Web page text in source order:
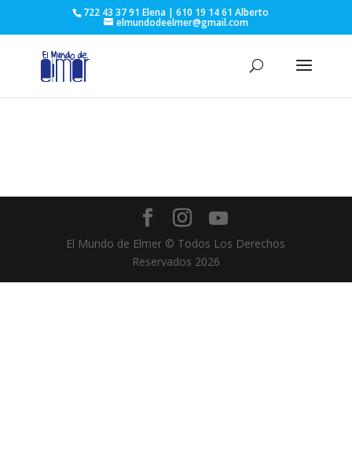
722 43 37 91 Elena | 610 19 14 61 Alberto
elmundodeelmer@gmail.com
El Mundo de Elmer © Todos Los Derechos
Reservados 2026